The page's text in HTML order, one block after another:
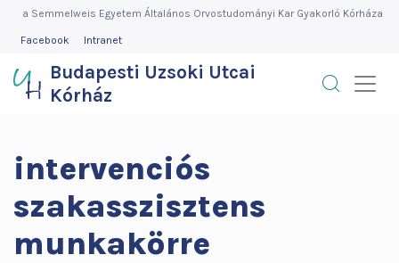
Budapesti
Uzsoki
Utcai
Ugrása Semmelweis Egyetem Általános Orvostudományi Kar Gyakorló Kórháza
MENÜ
Facebook Intranet
Budapesti Uzsoki Utcai
Kórház
intervenciós
szakasszisztens
munkakörre